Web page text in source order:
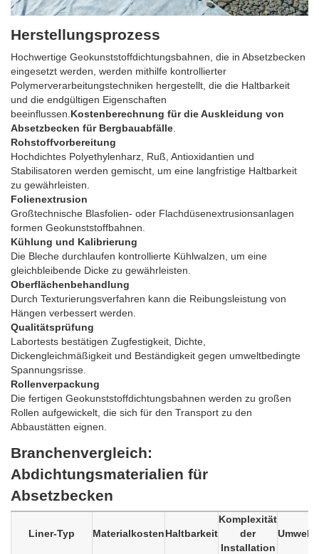
Herstellungsprozess
Hochwertige Geokunststoffdichtungsbahnen, die in Absetzbecken
eingesetzt werden, werden mithilfe kontrollierter
Polymerverarbeitungstechniken hergestellt, die die Haltbarkeit
und die endgültigen Eigenschaften
beeinflussen. Kostenberechnung für die Auskleidung von
Absetzbecken für Bergbauabfälle
Rohstoffvorbereitung
Hochdichtes Polyethylenharz, Ruß, Antioxidantien und
Stabilisatoren werden gemischt, um eine langfristige Haltbarkeit
zu gewährleisten.
Folienextrusion
Großtechnische Blasfolien- oder Flachdüsenextrusionsanlagen
formen Geokunststoffbahnen.
Kühlung und Kalibrierung
Die Bleche durchlaufen kontrollierte Kühlwalzen, um eine
gleichbleibende Dicke zu gewährleisten.
Oberflächenbehandlung
Durch Texturierungsverfahren kann die Reibungsleistung von
Hängen verbessert werden.
Qualitätsprüfung
Labortests bestätigen Zugfestigkeit, Dichte,
Dickengleichmäßigkeit und Beständigkeit gegen umweltbedingte
Spannungsrisse.
Rollenverpackung
Die fertigen Geokunststoffdichtungsbahnen werden zu großen
Rollen aufgewickelt, die sich für den Transport zu den
Abbaustätten eignen.
Branchenvergleich:
Abdichtungsmaterialien für
Absetzbecken
Liner-Typ MaterialkostenHaltbarkeit
Komplexität
der
Installation